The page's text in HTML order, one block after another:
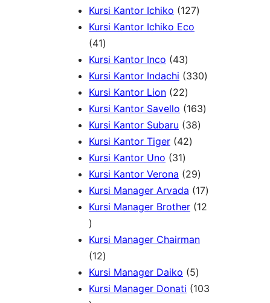
u
k
r
o
d
u
k
9
P
r
o
d
u
k
Kursi Kantor Ichiko 1271
r
d
u
Kursi Kantor Ichiko Eco
414
1
P
r
o
d
u
k
Kursi Kantor Inco 434
3
P
r
o
d
u
k
Kursi Kantor Indachi 3303
0
u
k
Kursi Kantor Lion 222
2
P
r
o
d
u
k
Kursi Kantor Savello 1631
o
d
Kursi Kantor Subaru 383
r
o
d
k
Kursi Kantor Tiger 424
P
o
u
Kursi Kantor Uno 313
1
P
r
d
k
Kursi Kantor Verona 292
9
P
o
u
k
Kursi Manager Arvada 171
7
u
Kursi Manager Brother 12
1
2
P
r
o
Kursi Manager Chairman
121
2
P
Kursi Manager Daiko 55
P
Kursi Manager Donati
103